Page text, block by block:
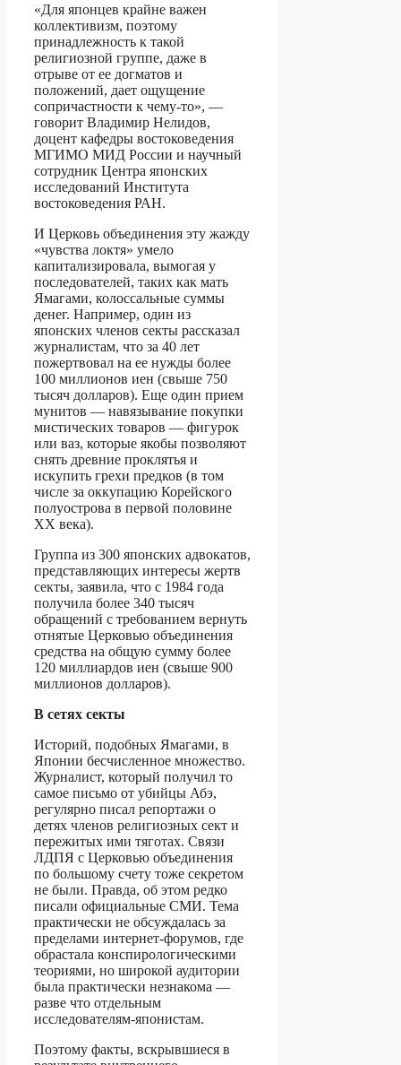
«Для японцев крайне важен
коллективизм, поэтому
принадлежность к такой
религиозной группе, даже в
отрыве от ее догматов и
положений, дает ощущение
сопричастности к чему-то», —
говорит Владимир Нелидов,
доцент кафедры востоковедения
МГИМО МИД России и научный
сотрудник Центра японских
исследований Института
востоковедения РАН.
И Церковь объединения эту жажду
«чувства локтя» умело
капитализировала, вымогая у
последователей, таких как мать
Ямагами, колоссальные суммы
денег. Например, один из
японских членов секты рассказал
журналистам, что за 40 лет
пожертвовал на ее нужды более
100 миллионов иен (свыше 750
тысяч долларов). Еще один прием
мунитов — навязывание покупки
мистических товаров — фигурок
или ваз, которые якобы позволяют
снять древние проклятья и
искупить грехи предков (в том
числе за оккупацию Корейского
полуострова в первой половине
XX века).
Группа из 300 японских адвокатов,
представляющих интересы жертв
секты, заявила, что с 1984 года
получила более 340 тысяч
обращений с требованием вернуть
отнятые Церковью объединения
средства на общую сумму более
120 миллиардов иен (свыше 900
миллионов долларов).
В сетях секты
Историй, подобных Ямагами, в
Японии бесчисленное множество.
Журналист, который получил то
самое письмо от убийцы Абэ,
регулярно писал репортажи о
детях членов религиозных сект и
пережитых ими тяготах. Связи
ЛДПЯ с Церковью объединения
по большому счету тоже секретом
не были. Правда, об этом редко
писали официальные СМИ. Тема
практически не обсуждалась за
пределами интернет-форумов, где
обрастала конспирологическими
теориями, но широкой аудитории
была практически незнакома —
разве что отдельным
исследователям-японистам.
Поэтому факты, вскрывшиеся в